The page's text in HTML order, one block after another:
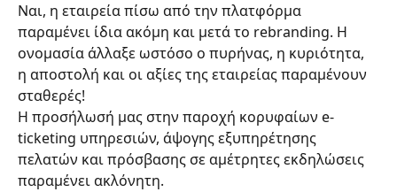
Ναι, η εταιρεία πίσω από την πλατφόρμα
παραμένει ίδια ακόμη και μετά το rebranding. Η
ονομασία άλλαξε ωστόσο ο πυρήνας, η κυριότητα,
η αποστολή και οι αξίες της εταιρείας παραμένουν
σταθερές!
Η προσήλωσή μας στην παροχή κορυφαίων e-
ticketing υπηρεσιών, άψογης εξυπηρέτησης
πελατών και πρόσβασης σε αμέτρητες εκδηλώσεις
παραμένει ακλόνητη.